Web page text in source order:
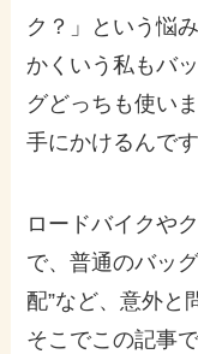
ク？」という悩
かくいう私もバ
グどっちも使い
手にかけるんです
ロードバイクや
で、普通のバッ
配”など、意外と
そこでこの記事